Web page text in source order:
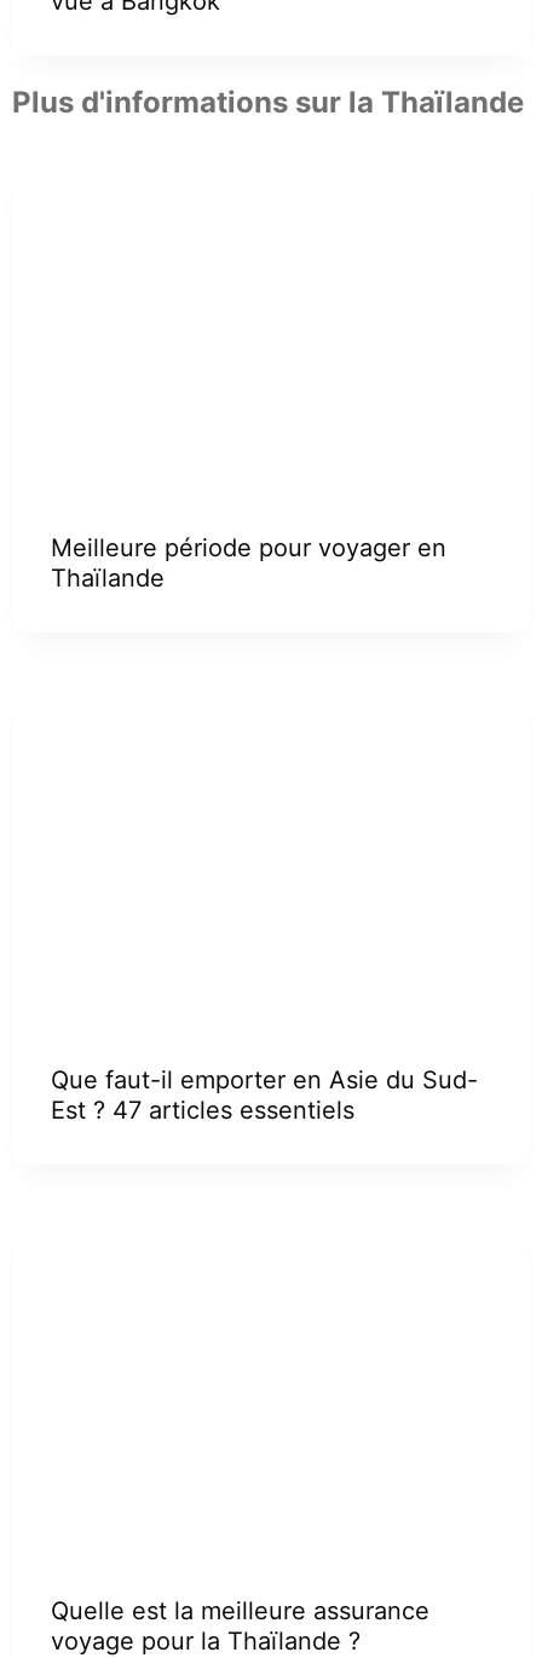
Plus d'informations sur la Thaïlande
Meilleure période pour voyager en
Thaïlande
Que faut-il emporter en Asie du Sud-
Est ? 47 articles essentiels
Quelle est la meilleure assurance
voyage pour la Thaïlande ?